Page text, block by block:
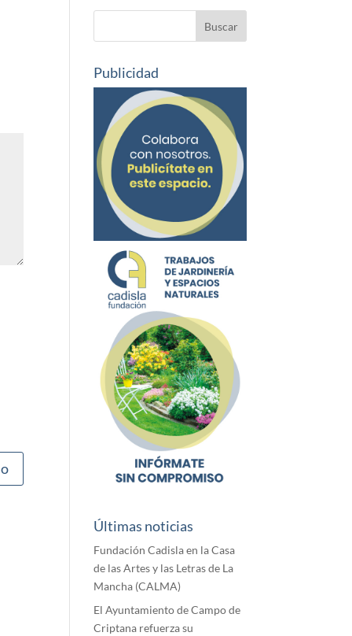
Publicidad
Últimas noticias
Fundación Cadisla en la Casa
de las Artes y las Letras de La
Mancha (CALMA)
El Ayuntamiento de Campo de
Criptana refuerza su